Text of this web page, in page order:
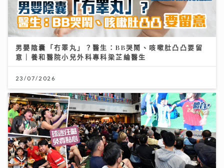
男嬰陰囊「冇睪丸」？醫生：BB哭鬧、咳嗽肚凸凸要留
意｜養和醫院小兒外科專科梁芷綸醫生
23/07/2026